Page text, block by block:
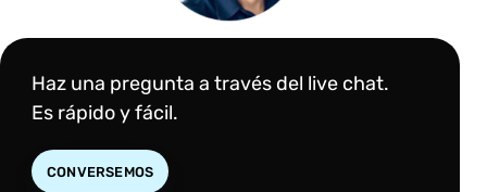
Haz una pregunta a través del live chat.
Es rápido y fácil.
CONVERSEMOS